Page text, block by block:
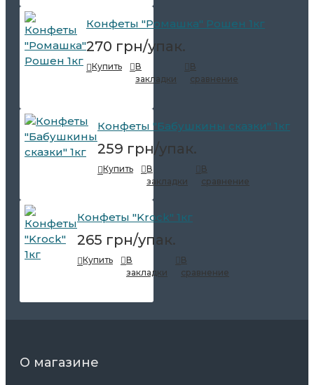
Конфеты "Ромашка" Рошен 1кг
270 грн/упак.
Купить
В
закладки
В
сравнение
Конфеты "Бабушкины сказки" 1кг
259 грн/упак.
Купить
В
закладки
В
сравнение
Конфеты "Krock" 1кг
265 грн/упак.
Купить
В
закладки
В
сравнение
О магазине